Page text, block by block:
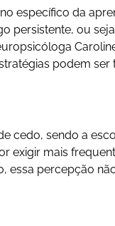
específico da
persistente, ou
podem ser
cedo, sendo a
exigir mais
essa percepção